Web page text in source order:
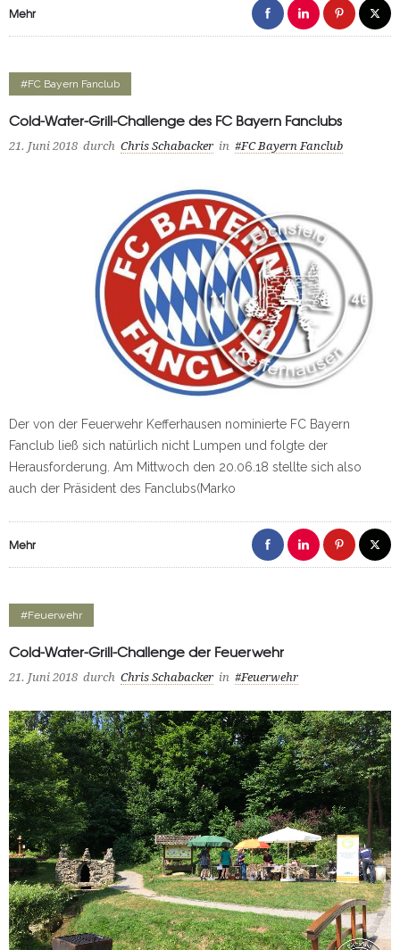
Mehr
#FC Bayern Fanclub
Cold-Water-Grill-Challenge des FC Bayern Fanclubs
21. Juni 2018 durch Chris Schabacker in #FC Bayern Fanclub
Der von der Feuerwehr Kefferhausen nominierte FC Bayern
Fanclub ließ sich natürlich nicht Lumpen und folgte der
Herausforderung. Am Mittwoch den 20.06.18 stellte sich also
auch der Präsident des Fanclubs(Marko
Mehr
#Feuerwehr
Cold-Water-Grill-Challenge der Feuerwehr
21. Juni 2018 durch Chris Schabacker in #Feuerwehr